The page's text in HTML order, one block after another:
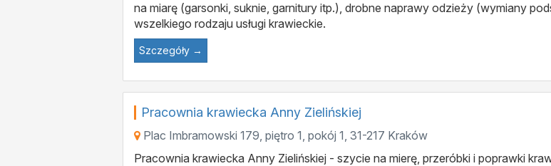
na miarę (garsonki, suknie, garnitury itp.), drobne naprawy odzieży (wymiany
wszelkiego rodzaju usługi krawieckie.
Szczegóły →
Pracownia krawiecka Anny Zielińskiej
Plac Imbramowski 179, piętro 1, pokój 1, 31-217 Kraków
Pracownia krawiecka Anny Zielińskiej - szycie na mierę, przeróbki i poprawki